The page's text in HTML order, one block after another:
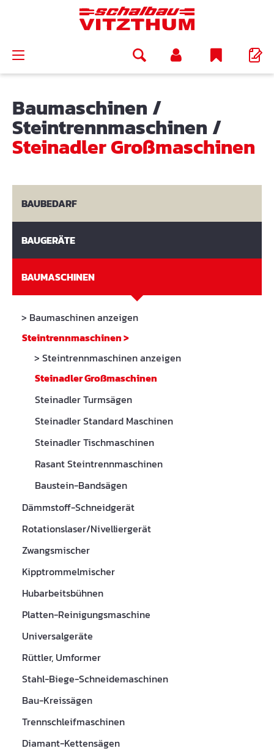
Baumaschinen /
Steintrennmaschinen /
Steinadler Großmaschinen
BAUBEDARF
BAUGERÄTE
BAUMASCHINEN
> Baumaschinen anzeigen
Steintrennmaschinen>
> Steintrennmaschinen anzeigen
Steinadler Großmaschinen
Steinadler Turmsägen
Steinadler Standard Maschinen
Steinadler Tischmaschinen
Rasant Steintrennmaschinen
Baustein-Bandsägen
Dämmstoff-Schneidgerät
Rotationslaser/Nivelliergerät
Zwangsmischer
Kipptrommelmischer
Hubarbeitsbühnen
Platten-Reinigungsmaschine
Universalgeräte
Rüttler, Umformer
Stahl-Biege-Schneidemaschinen
Bau-Kreissägen
Trennschleifmaschinen
Diamant-Kettensägen